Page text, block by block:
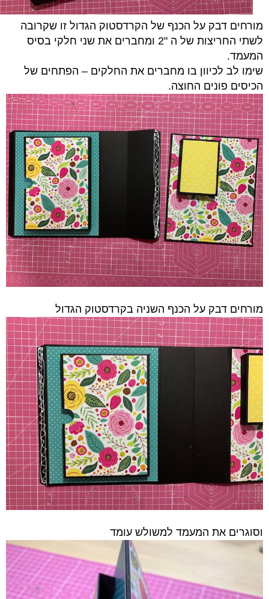
מורחים דבק על הכנף של הקרדסטוק הגדול זו שקרובה
לשתי החריצות של ה "2 ומחברים את שני חלקי בסיס
המעמד.
שימו לב לכיוון בו מחברים את החלקים – הפתחים של
הכיסים פונים החוצה.
מורחים דבק על הכנף השניה בקרדסטוק הגדול
וסוגרים את המעמד למשולש עומד